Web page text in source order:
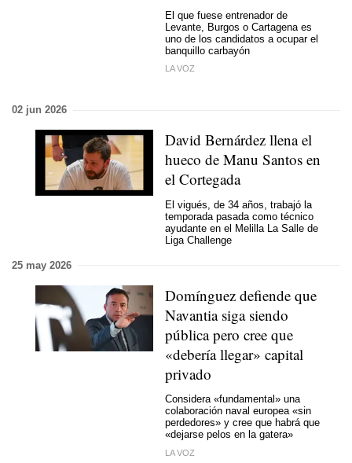
El que fuese entrenador de
Levante, Burgos o Cartagena es
uno de los candidatos a ocupar el
banquillo carbayón
LA VOZ
02 jun 2026
David Bernárdez llena el
hueco de Manu Santos en
el Cortegada
El vigués, de 34 años, trabajó la
temporada pasada como técnico
ayudante en el Melilla La Salle de
Liga Challenge
25 may 2026
Domínguez defiende que
Navantia siga siendo
pública pero cree que
«debería llegar» capital
privado
Considera «fundamental» una
colaboración naval europea «sin
perdedores» y cree que habrá que
«dejarse pelos en la gatera»
LA VOZ